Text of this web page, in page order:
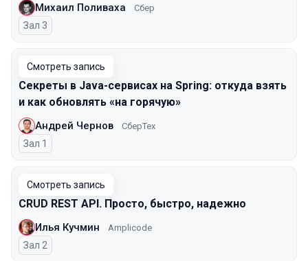
Михаил Поливаха Сбер
Зал 3
Смотреть запись
Секреты в Java-сервисах на Spring: откуда взять
и как обновлять «на горячую»
Андрей Чернов СберТех
Зал 1
Смотреть запись
CRUD REST API. Просто, быстро, надежно
Илья Кучмин Amplicode
Зал 2